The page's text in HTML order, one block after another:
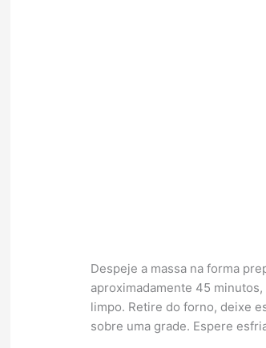
Despeje a massa na forma
aproximadamente 45
limpo. Retire do forno, deixe
sobre uma grade. Espere